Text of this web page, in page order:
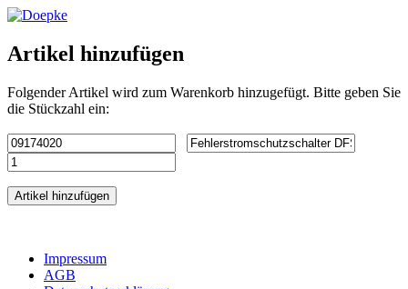
Artikel hinzufügen
Folgender Artikel wird zum Warenkorb hinzugefügt. Bitte geben Sie
die Stückzahl ein:
Artikel hinzufügen
Impressum
AGB